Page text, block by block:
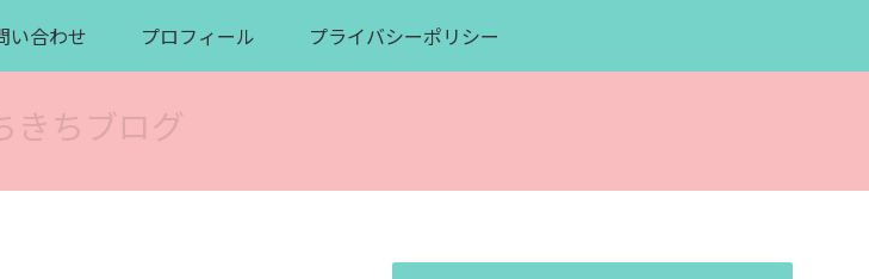
きちブログ
い合わせ プロフィール プライバシーポリシー